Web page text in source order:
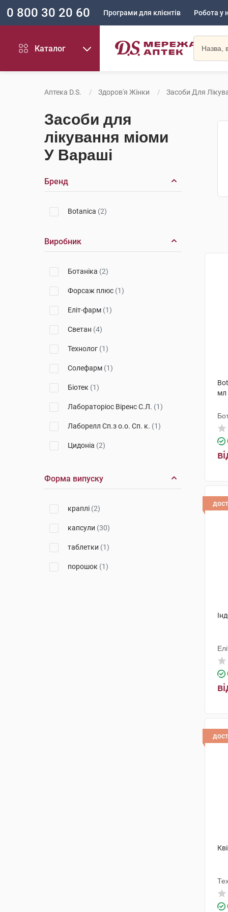
0 800 30 20 60 Програми для клієнтів Робота у
Каталог
Аптека D.S. Здоров'я Жінки Засоби Для
Засоби для
лікування міоми
У Вараші
Бренд
Botanica (2)
Виробник
Ботаніка (2)
Форсаж плюс (1)
Еліт-фарм (1)
Светан (4)
Технолог (1)
Солефарм (1)
Біотек (1)
Лабораторіос Віренс С.Л. (1)
Лаборелл Сп.з о.о. Сп. к. (1)
Цидоніа (2)
Нутрімед(6)
Форма випуску
краплі (2)
капсули (30)
таблетки (1)
порошок (1)
мл